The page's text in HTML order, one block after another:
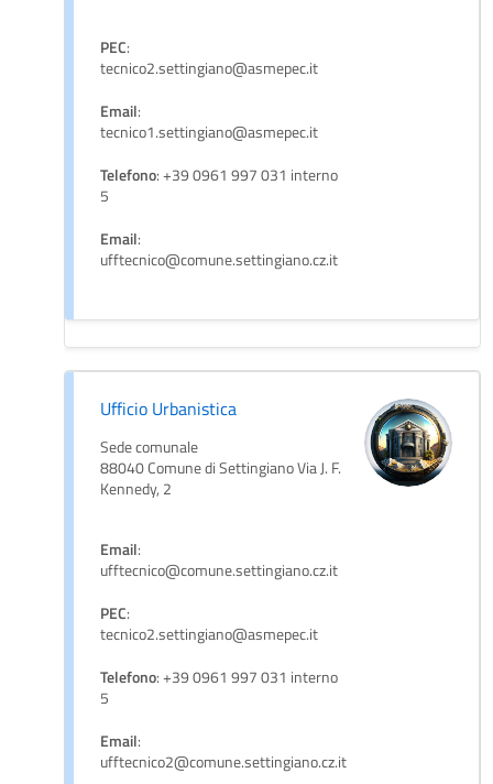
PEC:
tecnico2.settingiano@asmepec.it
Email:
tecnico1.settingiano@asmepec.it
Telefono: +39 0961 997 031 interno
5
Email:
ufftecnico@comune.settingiano.cz.it
Ufficio Urbanistica
Sede comunale
88040 Comune di Settingiano Via J. F.
Kennedy, 2
Email:
ufftecnico@comune.settingiano.cz.it
PEC:
tecnico2.settingiano@asmepec.it
Telefono: +39 0961 997 031 interno
5
Email:
ufftecnico2@comune.settingiano.cz.it